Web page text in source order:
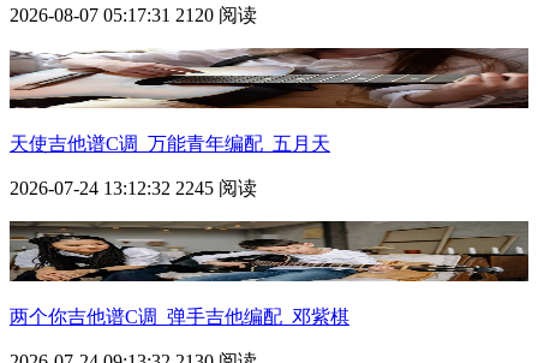
2026-08-07 05:17:31 2120 阅读
天使吉他谱C调_万能青年编配_五月天
2026-07-24 13:12:32 2245 阅读
两个你吉他谱C调_弹手吉他编配_邓紫棋